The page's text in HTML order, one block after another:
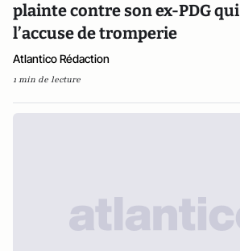
plainte contre son ex-PDG qui
l’accuse de tromperie
Atlantico Rédaction
1 min de lecture